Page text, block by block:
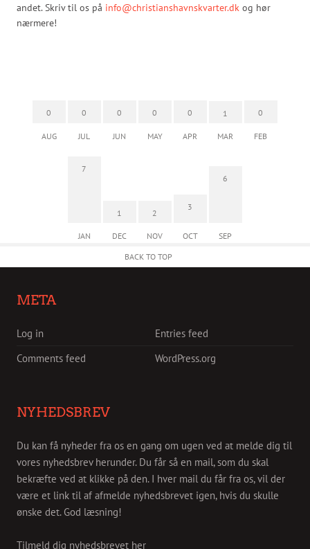
andet. Skriv til os på info@christianshavnskvarter.dk og hør
nærmere!
0
AUG
0
JUL
0
JUN
0
MAY
0
APR
1
MAR
0
FEB
7
JAN
1
DEC
2
NOV
3
OCT
6
SEP
BACK TO TOP
META
Log in
Entries feed
Comments feed
WordPress.org
NYHEDSBREV
Du kan få nyheder fra os en gang om ugen ved at melde dig til
vores nyhedsbrev herunder. Du får så en mail, som du skal
bekræfte ved at klikke på den. I hver mail du får fra os, vil der
være et link til af afmelde nyhedsbrevet igen, hvis du skulle
ønske det. God læsning!
Tilmeld dig nyhedsbrevet her